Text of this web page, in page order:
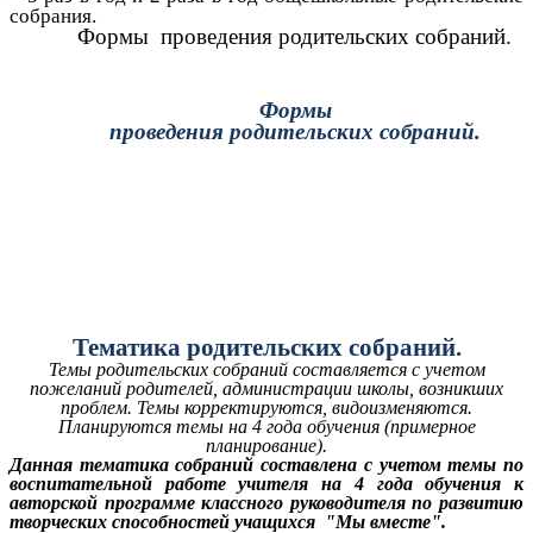
собрания.
Формы проведения родительских собраний.
Формы
проведения родительских собраний.
Тематика родительских собраний.
Темы родительских собраний составляется с учетом
пожеланий родителей, администрации школы, возникших
проблем. Темы корректируются, видоизменяются.
Планируются темы на 4 года обучения (примерное
планирование).
Данная тематика собраний составлена с учетом темы по
воспитательной работе учителя на 4 года обучения к
авторской программе классного руководителя по развитию
творческих способностей учащихся "Мы вместе".